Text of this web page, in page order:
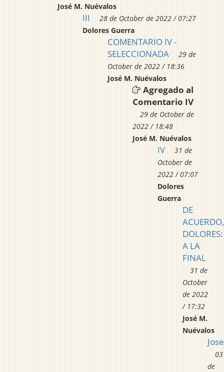
José M. Nuévalos
III
28 de October de 2022 / 07:27
Dolores Guerra
COMENTARIO IV -
SELECCIONADA
29 de
October de 2022 / 18:36
José M. Nuévalos
Agregado al
Comentario IV
29 de October de
2022 / 18:48
José M. Nuévalos
IV
31 de
October de
2022 / 07:07
Dolores
Guerra
DE
ACUERDO,
DOLORES:
A LA
FINAL
31 de
October
de 2022
/ 17:32
José M.
Nuévalos
03
de